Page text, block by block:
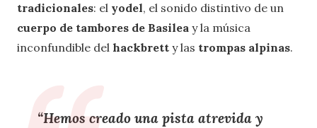
tradicionales: el yodel, el sonido distintivo de un
cuerpo de tambores de Basilea y la música
inconfundible del hackbrett y las trompas alpinas.
“Hemos creado una pista atrevida y